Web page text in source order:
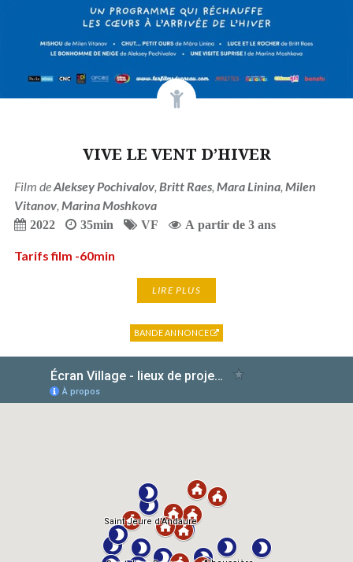
VIVE LE VENT D’HIVER
Film deAleksey Pochivalov, Britt Raes, Mara Linina, Milen
Vitanov, Marina Moshkova
2022 35min VF A partir de 3 ans
Tarifs film -60min
LIRE PLUS
BANDE ANNONCE